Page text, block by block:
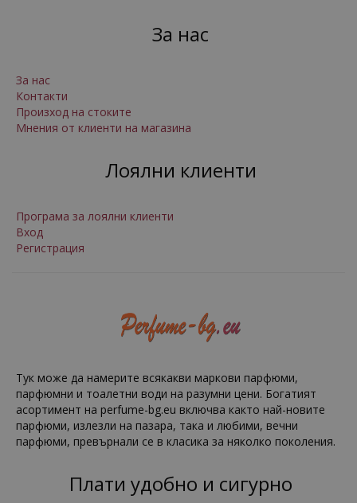
За нас
За нас
Контакти
Произход на стоките
Мнения от клиенти на магазина
Лоялни клиенти
Програма за лоялни клиенти
Вход
Регистрация
Тук може да намерите всякакви маркови парфюми,
парфюмни и тоалетни води на разумни цени. Богатият
асортимент на perfume-bg.eu включва както най-новите
парфюми, излезли на пазара, така и любими, вечни
парфюми, превърнали се в класика за няколко поколения.
Плати удобно и сигурно